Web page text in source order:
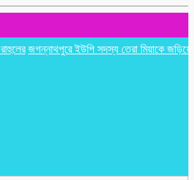
জগন্নাথপুরে ইউপি সদস্য তেরা মিয়াকে জড়িয়ে